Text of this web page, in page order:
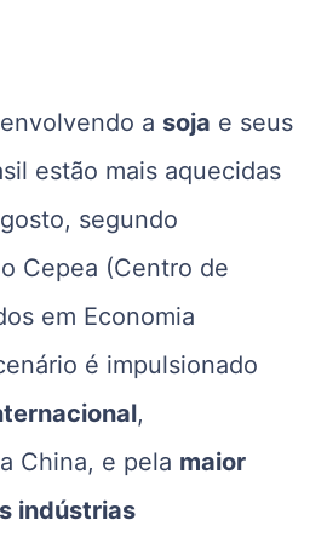
a soja e seus
estão mais aquecidas
segundo
Cepea (Centro de
em Economia
é impulsionado
,
China, e pela maior
indústrias